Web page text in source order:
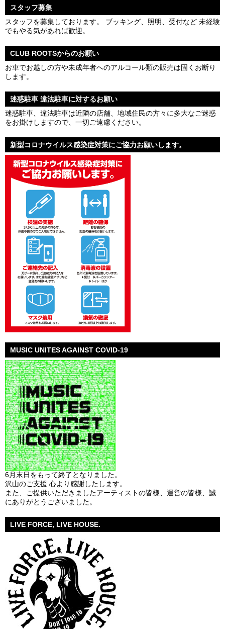
スタッフ募集
スタッフを募集しております。 ブッキング、照明、受付など 未経験
でもやる気があれば歓迎。
CLUB ROOTSからのお願い
お車でお越しの方や未成年者へのアルコール類の販売は固くお断り
します。
迷惑駐車 違法駐車に対するお願い
迷惑駐車、違法駐車は近隣の店舗、地域住民の方々に多大なご迷惑
をお掛けしますので、一切ご遠慮ください。
新型コロナウイルス感染症対策にご協力お願いします。
MUSIC UNITES AGAINST COVID-19
6月末日をもって終了となりました。
沢山のご支援 心より感謝したします。
また、ご提供いただきましたアーティストの皆様、運営の皆様、誠
にありがとうございました。
LIVE FORCE, LIVE HOUSE.